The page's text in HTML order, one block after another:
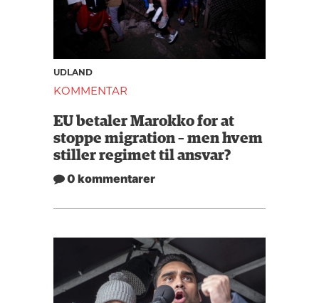
UDLAND
KOMMENTAR
EU betaler Marokko for at
stoppe migration – men hvem
stiller regimet til ansvar?
0 kommentarer